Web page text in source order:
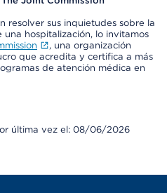
resolver sus inquietudes sobre la
hospitalización, lo invitamos
, una organización
que acredita y certifica a más
de atención médica en
última vez el: 08/06/2026